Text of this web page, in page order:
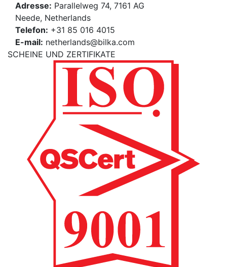
Adresse: Parallelweg 74, 7161 AG
Neede, Netherlands
Telefon: +31 85 016 4015
E-mail: netherlands@bilka.com
SCHEINE UND ZERTIFIKATE